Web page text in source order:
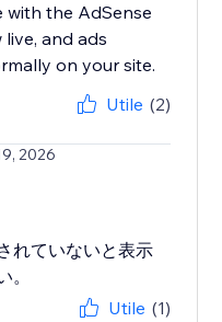
with the AdSense
and ads
on your site.
Utile (2)
2026
れていないと表示
Utile (1)